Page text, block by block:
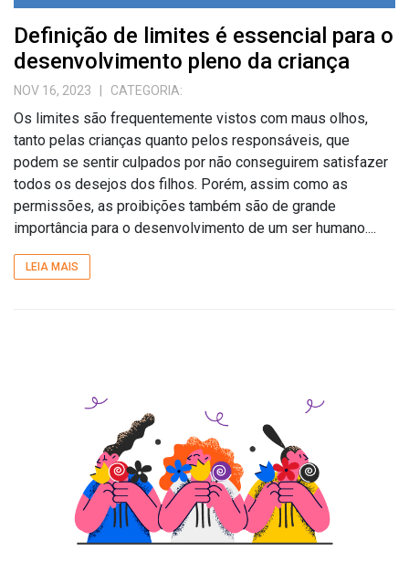
Definição de limites é essencial para o
desenvolvimento pleno da criança
NOV 16, 2023 | CATEGORIA:
Os limites são frequentemente vistos com maus olhos,
tanto pelas crianças quanto pelos responsáveis, que
podem se sentir culpados por não conseguirem satisfazer
todos os desejos dos filhos. Porém, assim como as
permissões, as proibições também são de grande
importância para o desenvolvimento de um ser humano....
LEIA MAIS